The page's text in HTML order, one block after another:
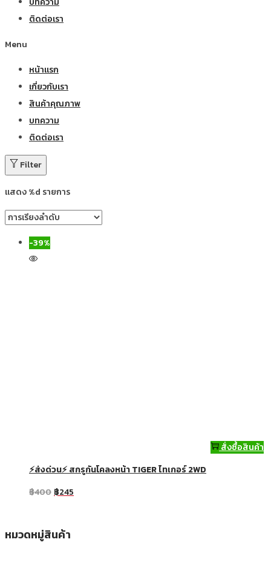
ติดต่อเรา
Menu
หน้าแรก
เกี่ยวกับเรา
สินค้าคุณภาพ
บทความ
ติดต่อเรา
Filter
แสดง %d รายการ
-39%
สั่งซื้อสินค้า
⚡ส่งด่วน⚡ สกรูกันโคลงหน้า TIGER ไทเกอร์ 2WD
฿400฿245
หมวดหมู่สินค้า